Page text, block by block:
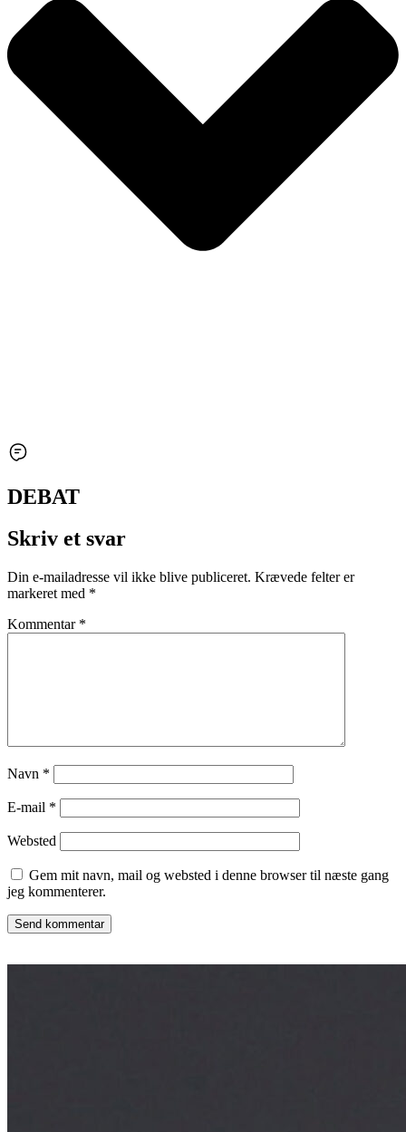
DEBAT
Skriv et svar
Din e-mailadresse vil ikke blive publiceret. Krævede felter er
markeret med *
Kommentar *
Navn *
E-mail *
Websted
Gem mit navn, mail og websted i denne browser til næste gang
jeg kommenterer.